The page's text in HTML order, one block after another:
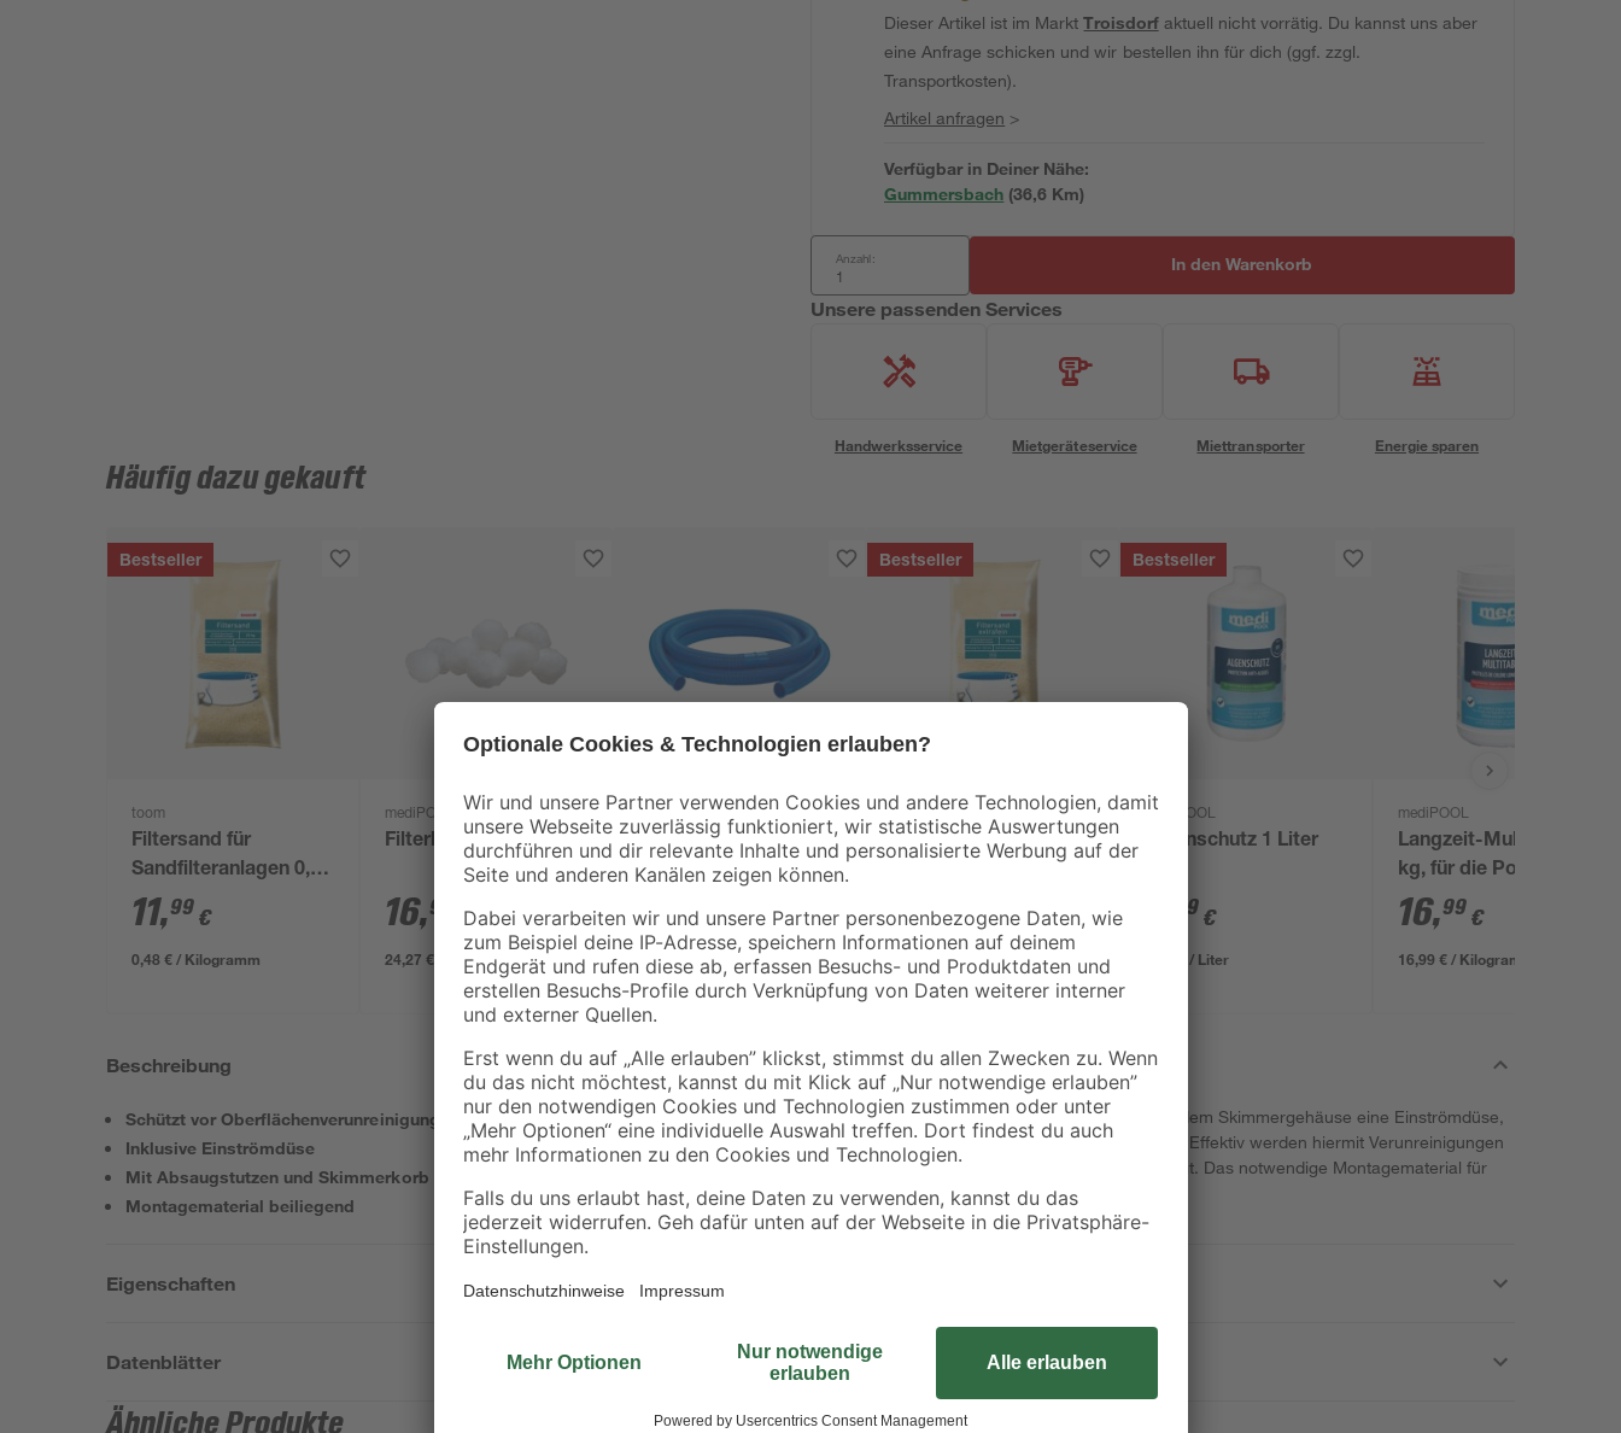
Dieser Artikel ist im MarktTroisdorfaktuell nicht vorrätig. Du kannst uns aber
eine Anfrage schicken und wir bestellen ihn für dich (ggf. zzgl.
Transportkosten).
Artikel anfragen >
Verfügbar in Deiner Nähe:
Gummersbach (36,6 Km)
Anzahl: In den Warenkorb
Unsere passenden Services
Handwerksservice Mietgeräteservice Miettransporter Energie sparen
Häufig dazu gekauft
Bestseller
toom
Filtersand für
Sandfilteranlagen 0,7-
1,2 mm 25 kg
11,99 €
0,48 € / Kilogramm
mediPOOL
Filterballs 700 g
16,99 €
24,27 € / Kilogramm
mediPOOL
Schwimmbadschlauch
Ø 3,2 x 600 cm
24, 99 €
4,17 € / Meter
Bestseller
toom
Filtersand für
25 kg
11,99 €
0,48 € / Kilogramm
Bestseller
mediPOOL
Algenschutz 1 Liter
99 €
9,99 € / Liter
mediPOOL
Langzeit-Multitabs 1
kg, für die Poolpflege
16,99 €
16,99 € / Kilogramm
Beschreibung
Schützt vor Oberflächenverunreinigung
Inklusive Einströmdüse
Mit Absaugstutzen und Skimmerkorb
Montagematerial beiliegend
Das Einbauskimmer-Komplettset enthält neben dem Skimmergehäuse eine Einströmdüse,
einen Absaugstutzen sowie einen Skimmerkorb. Effektiv werden hiermit Verunreinigungen
von der Wasseroberfläche Ihres Pools abgesaugt. Das notwendige Montagematerial für
den problemlosen Einbau finden Sie anbei.
Eigenschaften
Datenblätter
Ähnliche Produkte